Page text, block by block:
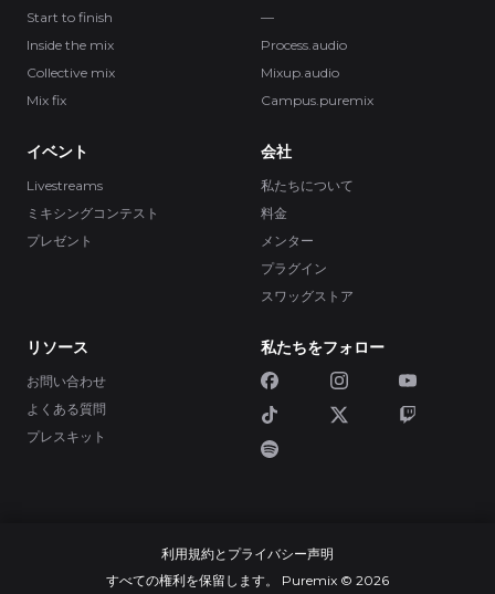
Start to finish
Inside the mix
Collective mix
Mix fix
—
Process.audio
Mixup.audio
Campus.puremix
イベント
Livestreams
ミキシングコンテスト
プレゼント
会社
私たちについて
料金
メンター
プラグイン
スワッグストア
リソース
お問い合わせ
よくある質問
プレスキット
私たちをフォロー
利用規約とプライバシー声明
すべての権利を保留します。 Puremix © 2026